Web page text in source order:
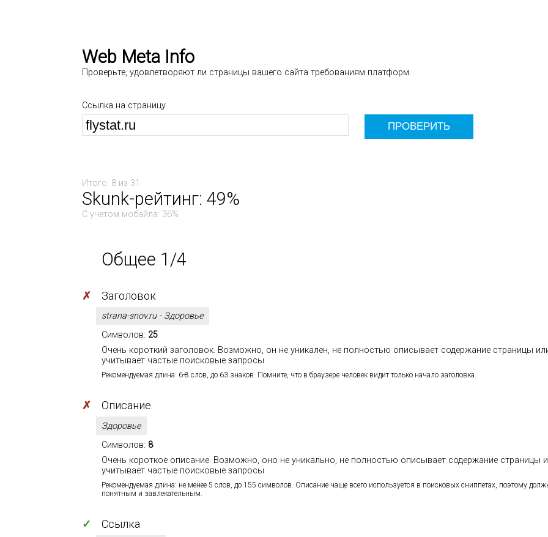
Web Meta Info
Проверьте, удовлетворяют ли страницы вашего сайта требованиям платформ.
Ссылка на страницу
Итого: 8 из 31
Skunk-рейтинг: 49%
С учетом мобайла: 36%
Общее 1/4
✗ Заголовок
strana-snov.ru - Здоровье
Символов: 25
Очень короткий заголовок. Возможно, он не уникален, не полностью описывает содержание страницы
учитывает частые поисковые запросы.
Рекомендуемая длина: 6-8 слов, до 63 знаков. Помните, что в браузере человек видит только начало заголовка.
✗ Описание
Здоровье
Символов: 8
Очень короткое описание. Возможно, оно не уникально, не полностью описывает содержание страницы
учитывает частые поисковые запросы.
Рекомендуемая длина: не менее 5 слов, до 155 символов. Описание чаще всего используется в поисковых сниппетах, поэтому
понятным и завлекательным.
✓ Ссылка